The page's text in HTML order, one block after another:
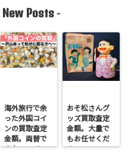
New Posts -
海外旅行で余
った外国コイ
ンの買取査定
金額。両替で
きないコイン
おそ松さんグ
ッズ買取査定
金額。大量で
もお任せくだ
さい。